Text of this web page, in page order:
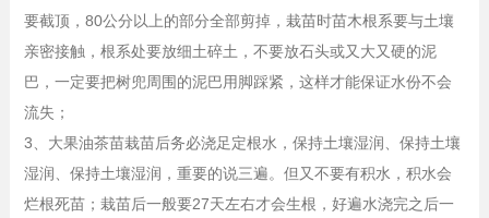
要截顶，80公分以上的部分全部剪掉，栽苗时苗木根系要与土壤
亲密接触，根系处要放细土碎土，不要放石头或又大又硬的泥
巴，一定要把树兜周围的泥巴用脚踩紧，这样才能保证水份不会
流失；
3、大果油茶苗栽苗后务必浇足定根水，保持土壤湿润、保持土壤
湿润、保持土壤湿润，重要的说三遍。但又不要有积水，积水会
烂根死苗；栽苗后一般要27天左右才会生根，好遍水浇完之后一